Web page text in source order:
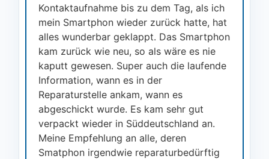
Kontaktaufnahme bis zu dem Tag, als ich
mein Smartphon wieder zurück hatte, hat
alles wunderbar geklappt. Das Smartphon
kam zurück wie neu, so als wäre es nie
kaputt gewesen. Super auch die laufende
Information, wann es in der
Reparaturstelle ankam, wann es
abgeschickt wurde. Es kam sehr gut
verpackt wieder in Süddeutschland an.
Meine Empfehlung an alle, deren
Smatphon irgendwie reparaturbedürftig